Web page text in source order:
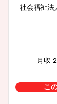
社会福祉法
月収
こ